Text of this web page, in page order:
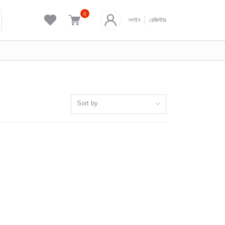
0
লগইন রেজিস্টার
Sort by